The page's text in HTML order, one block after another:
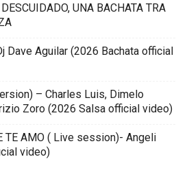
UNA BACHATA TRA
Dave Aguilar (2026 Bachata official
– Charles Luis, Dimelo
Zoro (2026 Salsa official video)
TE AMO ( Live session)- Angeli
video)